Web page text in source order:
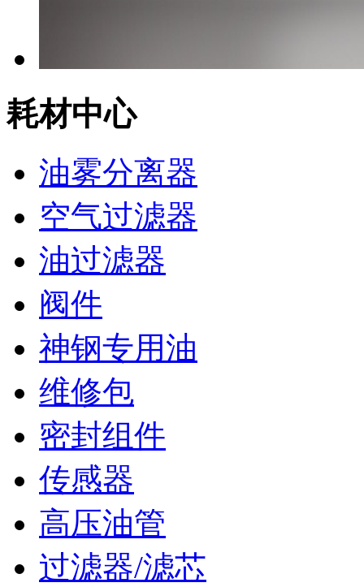
耗材中心
油雾分离器
空气过滤器
油过滤器
阀件
神钢专用油
维修包
密封组件
传感器
高压油管
过滤器/滤芯